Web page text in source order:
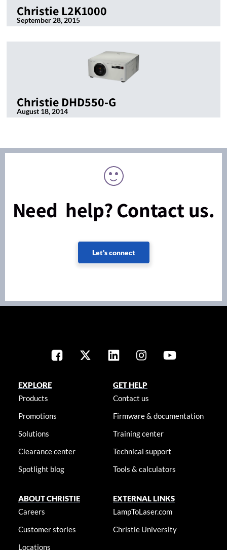
Christie L2K1000
September 28, 2015
Christie DHD550-G
August 18, 2014
Need help? Contact us.
Let's connect
EXPLORE
Products
Promotions
Solutions
Clearance center
Spotlight blog
GET HELP
Contact us
Firmware & documentation
Training center
Technical support
Tools & calculators
ABOUT CHRISTIE
Careers
Customer stories
Locations
EXTERNAL LINKS
LampToLaser.com
Christie University